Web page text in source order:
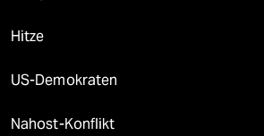
Hitze
US-Demokraten
Nahost-Konflikt